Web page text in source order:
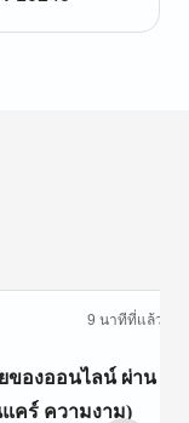
9 นาทีที่แล้ว
ของออนไลน์ ผ่าน
แคร์ ความงาม)